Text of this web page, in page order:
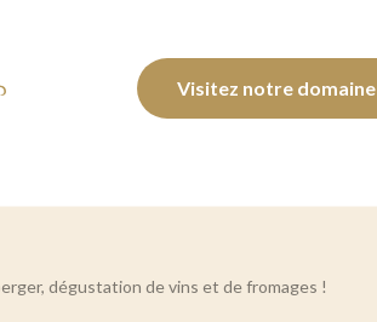
Vignerons 100% récoltants depuis 1810
Visitez notre domaine
dégustation de vins et de fromages !